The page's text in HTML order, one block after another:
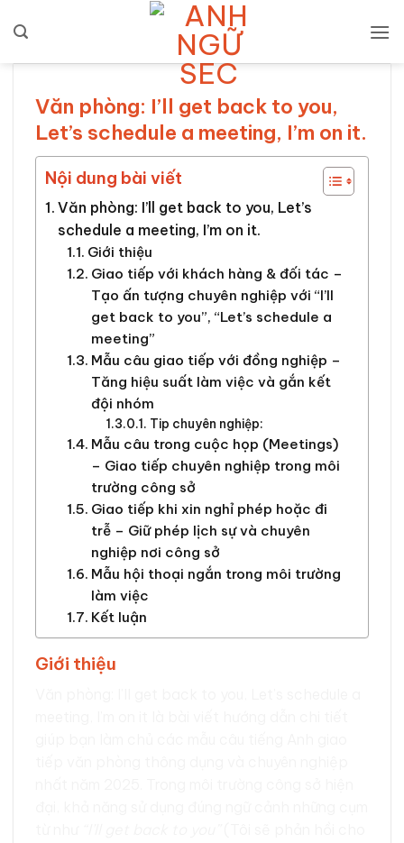
qua
Văn phòng: I’ll get back to you,
Let’s schedule a meeting, I’m on it.
Nội dung bài viết
Văn phòng: I’ll get back to you, Let’s
schedule a meeting, I’m on it.
Giới thiệu
Giao tiếp với khách hàng & đối tác –
Tạo ấn tượng chuyên nghiệp với “I’ll
get back to you”, “Let’s schedule a
meeting”
Mẫu câu giao tiếp với đồng nghiệp –
Tăng hiệu suất làm việc và gắn kết
đội nhóm
Tip chuyên nghiệp:
Mẫu câu trong cuộc họp (Meetings)
– Giao tiếp chuyên nghiệp trong môi
trường công sở
Giao tiếp khi xin nghỉ phép hoặc đi
trễ – Giữ phép lịch sự và chuyên
nghiệp nơi công sở
Mẫu hội thoại ngắn trong môi trường
làm việc
Kết luận
Giới thiệu